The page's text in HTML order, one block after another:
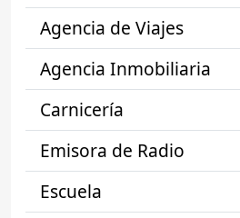
Agencia de Viajes
Agencia Inmobiliaria
Carnicería
Emisora de Radio
Escuela